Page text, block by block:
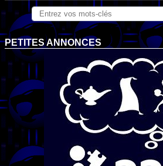
PETITES ANNONCES